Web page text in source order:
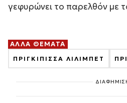
γεφυρώνει το παρελθόν με
ΑΛΛΑ ΘΕΜΑΤΑ
ΠΡΙΓΚΙΠΙΣΣΑ ΛΙΛΙΜΠΕΤ